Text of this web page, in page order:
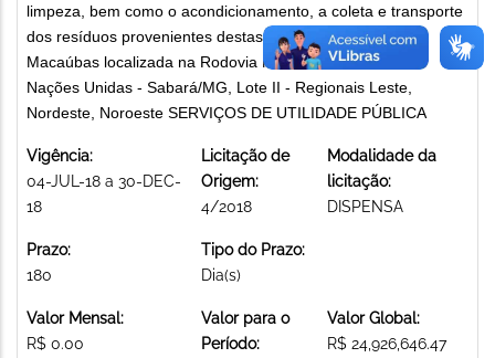
limpeza, bem como o acondicionamento, a coleta e transporte
dos resíduos provenientes destas atividades para a CTR
Macaúbas localizada na Rodovia MG-5, Km 8,1 - Bairro
Nações Unidas - Sabará/MG, Lote II - Regionais Leste,
Nordeste, Noroeste SERVIÇOS DE UTILIDADE PÚBLICA
Vigência:
04-JUL-18 a 30-DEC-
18
Licitação de
Origem:
4/2018
Modalidade da
licitação:
DISPENSA
Prazo:
180
Tipo do Prazo:
Dia(s)
Valor Mensal:
R$ 0.00
Valor para o
Período:
Valor Global:
R$ 24,926,646.47